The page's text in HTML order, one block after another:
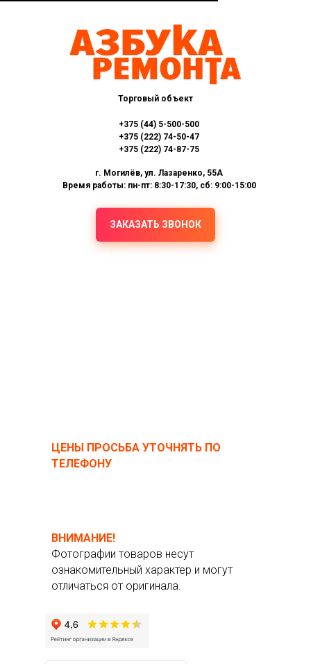
Торговый объект
+375 (44) 5-500-500
+375 (222) 74-50-47
+375 (222) 74-87-75
г. Могилёв, ул. Лазаренко, 55А
Время работы: пн-пт: 8:30-17:30, сб: 9:00-15:00
ЗАКАЗАТЬ ЗВОНОК
ЦЕНЫ ПРОСЬБА УТОЧНЯТЬ ПО
ТЕЛЕФОНУ
ВНИМАНИЕ!
Фотографии товаров несут
ознакомительный характер и могут
отличаться от оригинала.